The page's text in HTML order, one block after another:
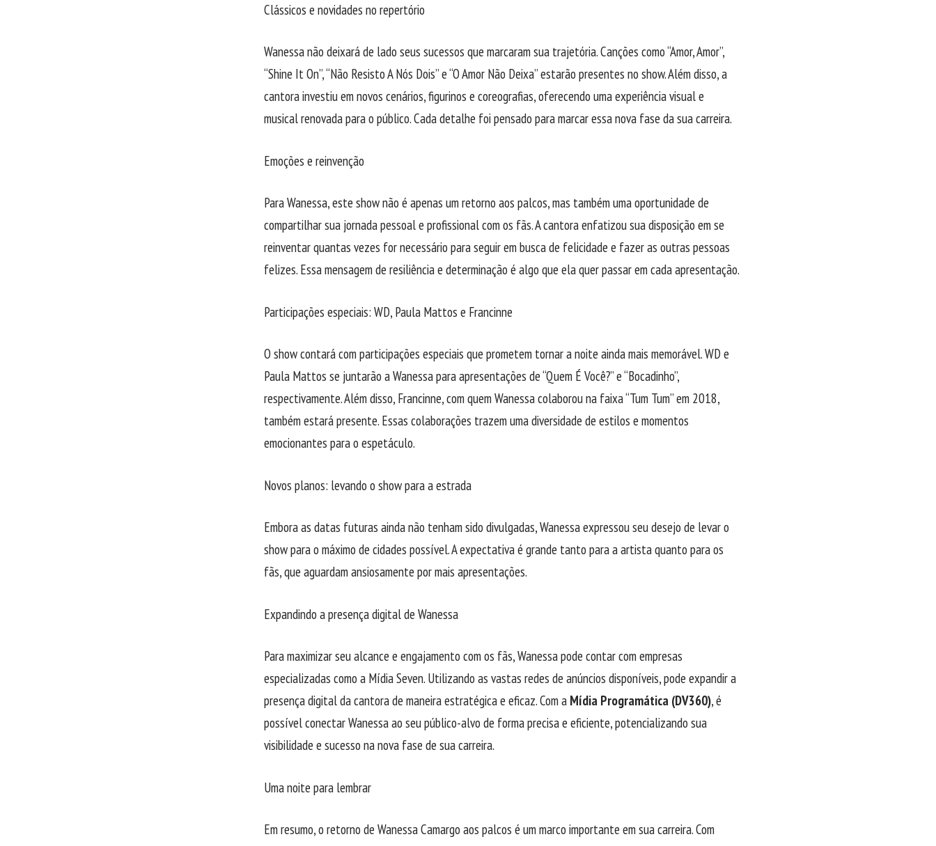
Clássicos e novidades no repertório
Wanessa não deixará de lado seus sucessos que marcaram sua trajetória. Canções como “Amor, Amor”,
“Shine It On”, “Não Resisto A Nós Dois” e “O Amor Não Deixa” estarão presentes no show. Além disso, a
cantora investiu em novos cenários, figurinos e coreografias, oferecendo uma experiência visual e
musical renovada para o público. Cada detalhe foi pensado para marcar essa nova fase da sua carreira.
Emoções e reinvenção
Para Wanessa, este show não é apenas um retorno aos palcos, mas também uma oportunidade de
compartilhar sua jornada pessoal e profissional com os fãs. A cantora enfatizou sua disposição em se
reinventar quantas vezes for necessário para seguir em busca de felicidade e fazer as outras pessoas
felizes. Essa mensagem de resiliência e determinação é algo que ela quer passar em cada apresentação.
Participações especiais: WD, Paula Mattos e Francinne
O show contará com participações especiais que prometem tornar a noite ainda mais memorável. WD e
Paula Mattos se juntarão a Wanessa para apresentações de “Quem É Você?” e “Bocadinho”,
respectivamente. Além disso, Francinne, com quem Wanessa colaborou na faixa “Tum Tum” em 2018,
também estará presente. Essas colaborações trazem uma diversidade de estilos e momentos
emocionantes para o espetáculo.
Novos planos: levando o show para a estrada
Embora as datas futuras ainda não tenham sido divulgadas, Wanessa expressou seu desejo de levar o
show para o máximo de cidades possível. A expectativa é grande tanto para a artista quanto para os
fãs, que aguardam ansiosamente por mais apresentações.
Expandindo a presença digital de Wanessa
Para maximizar seu alcance e engajamento com os fãs, Wanessa pode contar com empresas
especializadas como a Mídia Seven. Utilizando as vastas redes de anúncios disponíveis, pode expandir a
presença digital da cantora de maneira estratégica e eficaz. Com a Mídia Programática (DV360), é
possível conectar Wanessa ao seu público-alvo de forma precisa e eficiente, potencializando sua
visibilidade e sucesso na nova fase de sua carreira.
Uma noite para lembrar
Em resumo, o retorno de Wanessa Camargo aos palcos é um marco importante em sua carreira. Com